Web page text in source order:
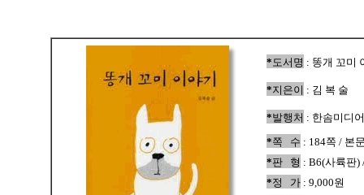
*도서명 : 똥개 꼬미
*지은이 : 김 복 술
*발행처 : 한솜미디어
*쪽 수 : 184쪽 / 본
*판 형 : B6(사륙판)
*정 가 : 9,000원